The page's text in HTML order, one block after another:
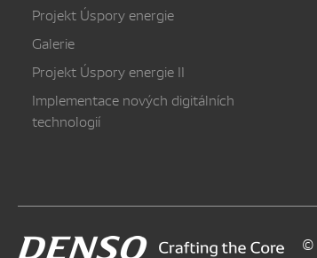
Projekt Úspory energie
Galerie
Projekt Úspory energie II
Implementace nových digitálních
technologií
©